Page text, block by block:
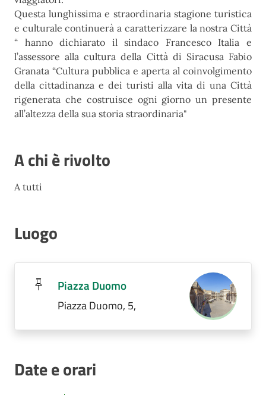
Questa lunghissima e straordinaria stagione turistica
e culturale continuerà a caratterizzare la nostra Città
“ hanno dichiarato il sindaco Francesco Italia e
l’assessore alla cultura della Città di Siracusa Fabio
Granata “Cultura pubblica e aperta al coinvolgimento
della cittadinanza e dei turisti alla vita di una Città
rigenerata che costruisce ogni giorno un presente
all’altezza della sua storia straordinaria"
A chi è rivolto
A tutti
Luogo
Piazza Duomo
Piazza Duomo, 5,
Date e orari